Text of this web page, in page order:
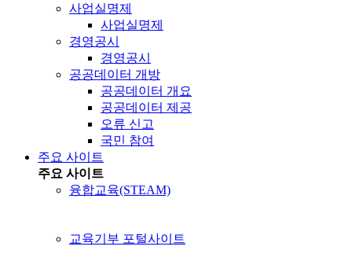
사업실명제
사업실명제
경영공시
경영공시
공공데이터 개방
공공데이터 개요
공공데이터 제공
오류 신고
국민 참여
주요 사이트
주요 사이트
융합교육(STEAM)
교육기부 포털사이트